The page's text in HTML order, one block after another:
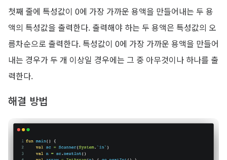
첫째 줄에 특성값이 0에 가장 가까운 용액을 만들어내는 두 용
액의 특성값을 출력한다. 출력해야 하는 두 용액은 특성값의 오
름차순으로 출력한다. 특성값이 0에 가장 가까운 용액을 만들어
내는 경우가 두 개 이상일 경우에는 그 중 아무것이나 하나를 출
력한다.
해결 방법